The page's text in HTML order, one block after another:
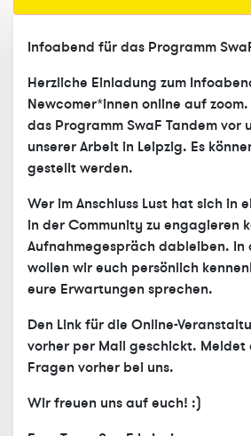
Infoabend für das Programm
Herzliche Einladung zum
Newcomer*innen online auf
das Programm SwaF Tandem vor
unserer Arbeit in Leipzig. Es
gestellt werden.
Wer im Anschluss Lust hat sich in
in der Community zu engagieren
Aufnahmegespräch dableiben. In
wollen wir euch persönlich
eure Erwartungen sprechen.
Den Link für die Online-
vorher per Mail geschickt. Meldet
Fragen vorher bei uns.
Wir freuen uns auf euch! :)